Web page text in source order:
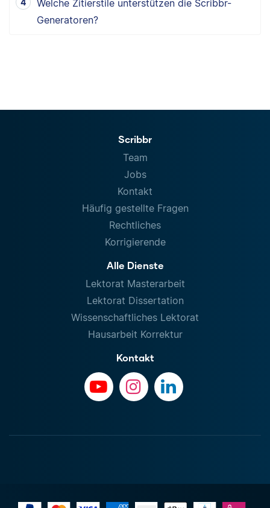
Welche Zitierstile unterstützen die Scribbr-
Generatoren?
Scribbr
Team
Jobs
Kontakt
Häufig gestellte Fragen
Rechtliches
Korrigierende
Alle Dienste
Lektorat Masterarbeit
Lektorat Dissertation
Wissenschaftliches Lektorat
Hausarbeit Korrektur
Kontakt